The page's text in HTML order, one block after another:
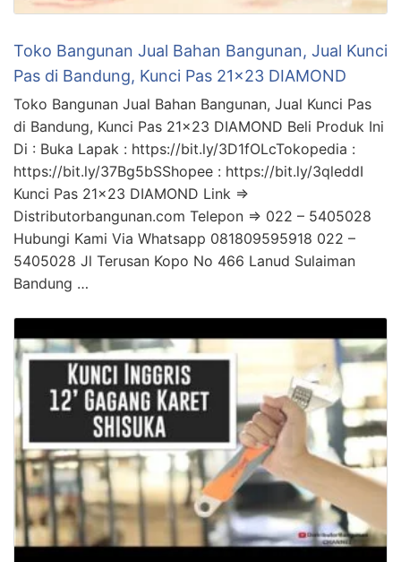
Toko Bangunan Jual Bahan Bangunan, Jual Kunci
Pas di Bandung, Kunci Pas 21×23 DIAMOND
Toko Bangunan Jual Bahan Bangunan, Jual Kunci Pas
di Bandung, Kunci Pas 21×23 DIAMOND Beli Produk Ini
Di : Buka Lapak : https://bit.ly/3D1fOLcTokopedia :
https://bit.ly/37Bg5bSShopee : https://bit.ly/3qleddI
Kunci Pas 21×23 DIAMOND Link =>
Distributorbangunan.com Telepon => 022 – 5405028
Hubungi Kami Via Whatsapp 081809595918 022 –
5405028 Jl Terusan Kopo No 466 Lanud Sulaiman
Bandung …